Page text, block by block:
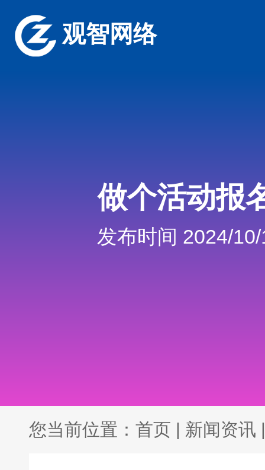
观智网络
做个活动报
发布时间 2024/
您当前位置： 首页 | 新闻资讯 |